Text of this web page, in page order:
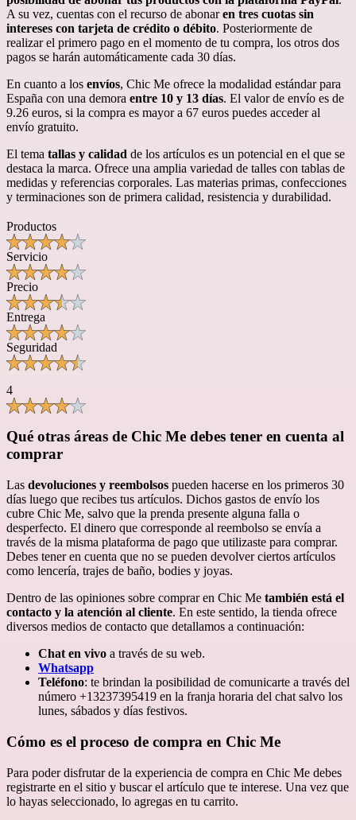
A su vez, cuentas con el recurso de abonaren tres cuotas sin
intereses con tarjeta de crédito o débito. Posteriormente de
realizar el primero pago en el momento de tu compra, los otros dos
pagos se harán automáticamente cada 30 días.
En cuanto a los envíos, Chic Me ofrece la modalidad estándar para
España con una demora entre 10 y 13 días. El valor de envío es de
9.26 euros, si la compra es mayor a 67 euros puedes acceder al
envío gratuito.
El tema tallas y calidad de los artículos es un potencial en el que se
destaca la marca. Ofrece una amplia variedad de talles con tablas de
medidas y referencias corporales. Las materias primas, confecciones
y terminaciones son de primera calidad, resistencia y durabilidad.
Productos
Servicio
Precio
Entrega
Seguridad
4
Qué otras áreas de Chic Me debes tener en cuenta al
comprar
Las devoluciones y reembolsos pueden hacerse en los primeros 30
días luego que recibes tus artículos. Dichos gastos de envío los
cubre Chic Me, salvo que la prenda presente alguna falla o
desperfecto. El dinero que corresponde al reembolso se envía a
través de la misma plataforma de pago que utilizaste para comprar.
Debes tener en cuenta que no se pueden devolver ciertos artículos
como lencería, trajes de baño, bodies y joyas.
Dentro de las opiniones sobre comprar en Chic Me también está el
contacto y la atención al cliente. En este sentido, la tienda ofrece
diversos medios de contacto que detallamos a continuación:
Chat en vivo a través de su web.
Whatsapp
Teléfono: te brindan la posibilidad de comunicarte a través del
número +13237395419 en la franja horaria del chat salvo los
lunes, sábados y días festivos.
Cómo es el proceso de compra en Chic Me
Para poder disfrutar de la experiencia de compra en Chic Me debes
registrarte en el sitio y buscar el artículo que te interese. Una vez que
lo hayas seleccionado, lo agregas en tu carrito.